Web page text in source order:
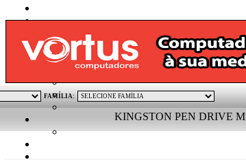
FAMÍLIA:
KINGSTON PEN DRIVE